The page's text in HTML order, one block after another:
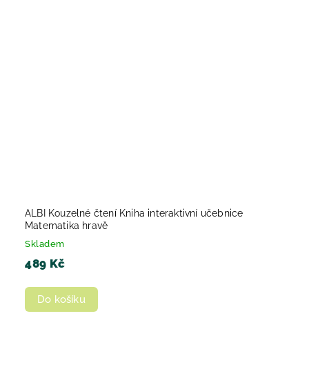
ALBI Kouzelné čtení Kniha interaktivní učebnice
Matematika hravě
Skladem
489 Kč
Do košíku